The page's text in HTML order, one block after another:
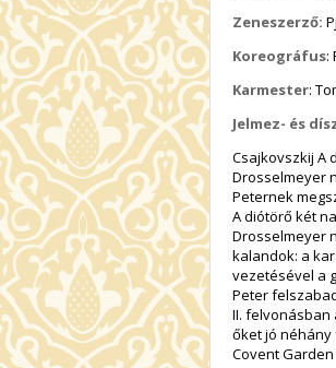
Zeneszerző:
Koreográfus:
Karmester:
Jelmez- és
Csajkovszkij A
Drosselmeyer
Peternek
A diótörő két
Drosselmeyer
kalandok: a
vezetésével a
Peter
II. felvonásban
őket jó néhány
Covent